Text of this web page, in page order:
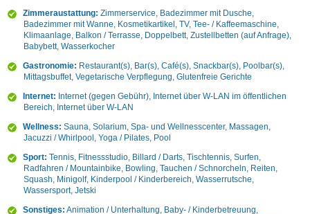
Zimmeraustattung: Zimmerservice, Badezimmer mit Dusche,
Badezimmer mit Wanne, Kosmetikartikel, TV, Tee- / Kaffeemaschine,
Klimaanlage, Balkon / Terrasse, Doppelbett, Zustellbetten (auf Anfrage),
Babybett, Wasserkocher
Gastronomie: Restaurant(s), Bar(s), Café(s), Snackbar(s), Poolbar(s),
Mittagsbuffet, Vegetarische Verpflegung, Glutenfreie Gerichte
Internet: Internet (gegen Gebühr), Internet über W-LAN im öffentlichen
Bereich, Internet über W-LAN
Wellness: Sauna, Solarium, Spa- und Wellnesscenter, Massagen,
Jacuzzi / Whirlpool, Yoga / Pilates, Pool
Sport: Tennis, Fitnessstudio, Billard / Darts, Tischtennis, Surfen,
Radfahren / Mountainbike, Bowling, Tauchen / Schnorcheln, Reiten,
Squash, Minigolf, Kinderpool / Kinderbereich, Wasserrutsche,
Wassersport, Jetski
Sonstiges: Animation / Unterhaltung, Baby- / Kinderbetreuung,